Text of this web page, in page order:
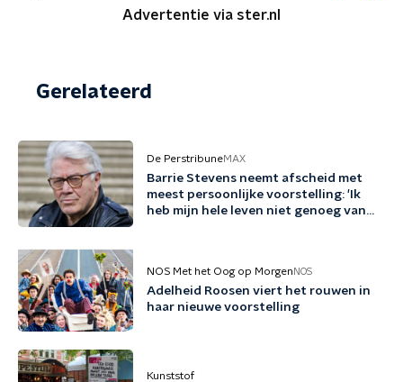
Advertentie via ster.nl
Gerelateerd
De PerstribuneMAX
Barrie Stevens neemt afscheid met
meest persoonlijke voorstelling: 'Ik
heb mijn hele leven niet genoeg van
NOS Met het Oog op Morgen NOS
Adelheid Roosen viert het rouwen in
haar nieuwe voorstelling
Kunststof